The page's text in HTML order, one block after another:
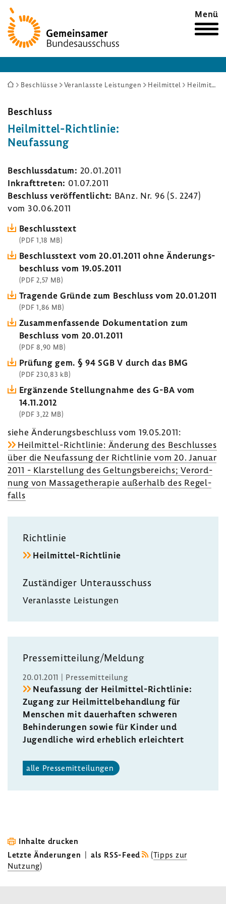
Zur
Startseite
Menü
Sie
hier:
Beschlüsse Veranlasste Leistungen Heilmittel Heilmittel-Richtlinie: Neufassung
Beschluss
Heilmittel-​Richtlinie:
Neufas­sung
Beschluss­datum: 20.01.2011
Inkraft­treten: 01.07.2011
Beschluss veröf­fent­licht: BAnz. Nr. 96 (S. 2247)
vom 30.06.2011
Beschluss­text
(PDF 1,18 MB)
Beschluss­text vom 20.01.2011 ohne Ände­rungs­
be­schluss vom 19.05.2011
(PDF 2,57 MB)
Tragende Gründe zum Beschluss vom 20.01.2011
(PDF 1,86 MB)
Zusam­men­fas­sende Doku­men­ta­tion zum
Beschluss vom 20.01.2011
(PDF 8,90 MB)
Prüfung gem. § 94 SGB V durch das BMG
(PDF 230,83 kB)
Ergän­zende Stel­lung­nahme des G-BA vom
14.11.2012
(PDF 3,22 MB)
siehe Ände­rungs­be­schluss vom 19.05.2011:
Heilmittel-​Richtlinie: Ände­rung des Beschlusses
über die Neufas­sung der Richt­linie vom 20. Januar
2011 - Klar­stel­lung des Geltungs­be­reichs; Verord­
nung von Massa­ge­the­rapie außer­halb des Regel­
falls
Richt­linie
Heilmittel-​Richtlinie
Zustän­diger Unter­aus­schuss
Veran­lasste Leis­tungen
Pres­se­mit­tei­lung/Meldung
20.01.2011 | Pres­se­mit­tei­lung
Neufas­sung der Heilmittel-​Richtlinie:
Zugang zur Heil­mit­tel­be­hand­lung für
Menschen mit dauer­haften schweren
Behin­de­rungen sowie für Kinder und
Jugend­liche wird erheb­lich erleich­tert
alle Pres­se­mit­tei­lungen
Inhalte drucken
Letzte Änderungen | als RSS-Feed (Tipps zur
Nutzung)